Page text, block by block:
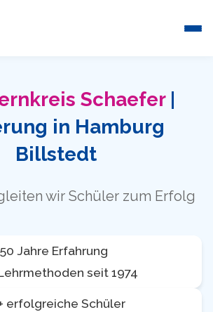
Schaefer|
in Hamburg
Billstedt
wir Schüler zum Erfolg
Jahre Erfahrung
seit 1974
erfolgreiche Schüler